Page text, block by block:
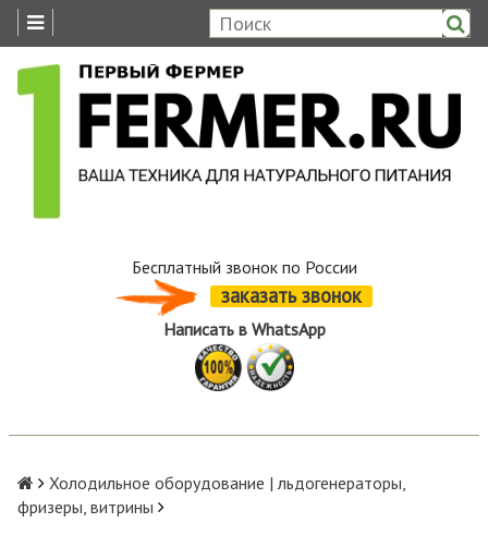
Бесплатный звонок по России
заказать звонок
Написать в WhatsApp
Холодильное оборудование | льдогенераторы,
фризеры, витрины